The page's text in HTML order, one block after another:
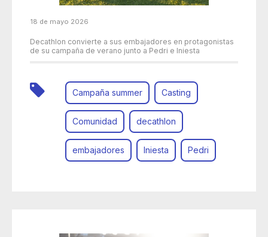
18 de mayo 2026
Decathlon convierte a sus embajadores en protagonistas
de su campaña de verano junto a Pedri e Iniesta
Campaña summer Casting
Comunidad decathlon
embajadores Iniesta Pedri